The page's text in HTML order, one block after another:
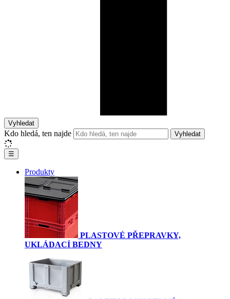
Vyhledat
Kdo hledá, ten najde Vyhledat
☰
Produkty
PLASTOVÉ PŘEPRAVKY,
UKLÁDACÍ BEDNY